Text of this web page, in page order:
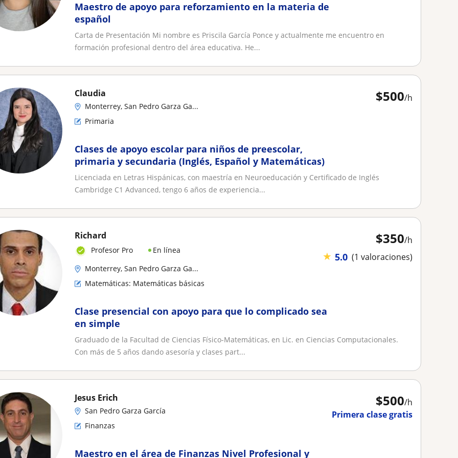
Maestro de apoyo para reforzamiento en la materia de
español
Carta de Presentación Mi nombre es Priscila García Ponce y actualmente me encuentro en
formación profesional dentro del área educativa. He...
$500/h
Claudia
Monterrey, San Pedro Garza Ga...
Primaria
Clases de apoyo escolar para niños de preescolar,
primaria y secundaria (Inglés, Español y Matemáticas)
Licenciada en Letras Hispánicas, con maestría en Neuroeducación y Certificado de Inglés
Cambridge C1 Advanced, tengo 6 años de experiencia...
$350/h
★ 5.0 (1 valoraciones)
Richard
Profesor Pro
En línea
Monterrey, San Pedro Garza Ga...
Matemáticas: Matemáticas básicas
Clase presencial con apoyo para que lo complicado sea
en simple
Graduado de la Facultad de Ciencias Físico-Matemáticas, en Lic. en Ciencias Computacionales.
Con más de 5 años dando asesoría y clases part...
$500/h
Primera clase gratis
Jesus Erich
San Pedro Garza García
Finanzas
Maestro en el área de Finanzas Nivel Profesional y